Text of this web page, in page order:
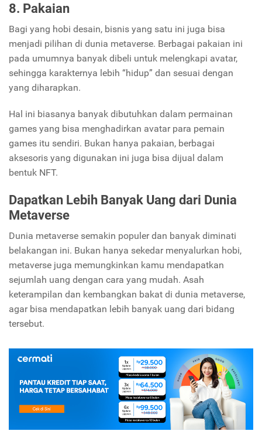
8. Pakaian
Bagi yang hobi desain, bisnis yang satu ini juga bisa
menjadi pilihan di dunia metaverse. Berbagai pakaian ini
pada umumnya banyak dibeli untuk melengkapi avatar,
sehingga karakternya lebih “hidup” dan sesuai dengan
yang diharapkan.
Hal ini biasanya banyak dibutuhkan dalam permainan
games yang bisa menghadirkan avatar para pemain
games itu sendiri. Bukan hanya pakaian, berbagai
aksesoris yang digunakan ini juga bisa dijual dalam
bentuk NFT.
Dapatkan Lebih Banyak Uang dari Dunia
Metaverse
Dunia metaverse semakin populer dan banyak diminati
belakangan ini. Bukan hanya sekedar menyalurkan hobi,
metaverse juga memungkinkan kamu mendapatkan
sejumlah uang dengan cara yang mudah. Asah
keterampilan dan kembangkan bakat di dunia metaverse,
agar bisa mendapatkan lebih banyak uang dari bidang
tersebut.